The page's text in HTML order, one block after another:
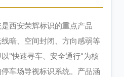
西安荣辉标识的重点产品
暗、空间封闭、方向感弱等
"快速寻车、安全通行"为核
车场导视标识系统。产品涵